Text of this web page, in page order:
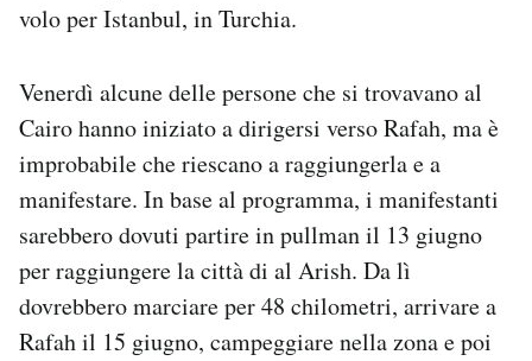
volo per Istanbul, in Turchia.
Venerdì alcune delle persone che si trovavano al
Cairo hanno iniziato a dirigersi verso Rafah, ma è
improbabile che riescano a raggiungerla e a
manifestare. In base al programma, i manifestanti
sarebbero dovuti partire in pullman il 13 giugno
per raggiungere la città di al Arish. Da lì
dovrebbero marciare per 48 chilometri, arrivare a
Rafah il 15 giugno, campeggiare nella zona e poi